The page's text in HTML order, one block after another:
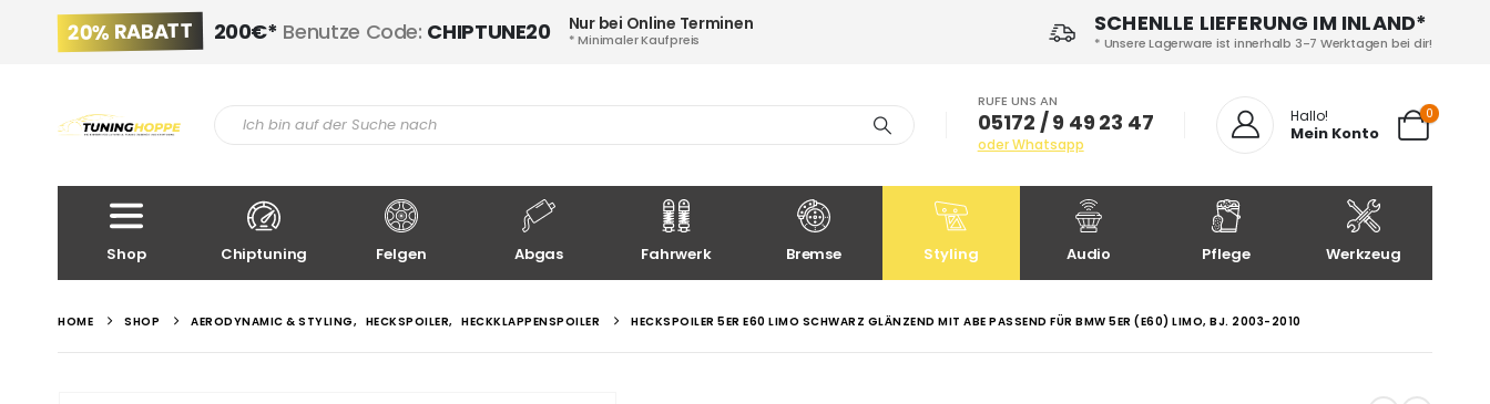
SCHENLLE LIEFERUNG IM INLAND*
* Unsere Lagerware ist innerhalb 3-7 Werktagen bei dir!
20% RABATT 200€* Benutze Code: CHIPTUNE20 Nur bei Online Terminen
* Minimaler Kaufpreis
RUFE UNS AN
05172 / 9 49 23 47
oder Whatsapp
Hallo!
Mein Konto
0
Shop Chiptuning Felgen Abgas Fahrwerk Bremse Styling Audio Pflege Werkzeug
HOME SHOP AERODYNAMIC & STYLING, HECKSPOILER, HECKKLAPPENSPOILER HECKSPOILER 5ER E60 LIMO SCHWARZ GLÄNZEND MIT ABE PASSEND FÜR BMW 5ER (E60) LIMO, BJ. 2003-2010